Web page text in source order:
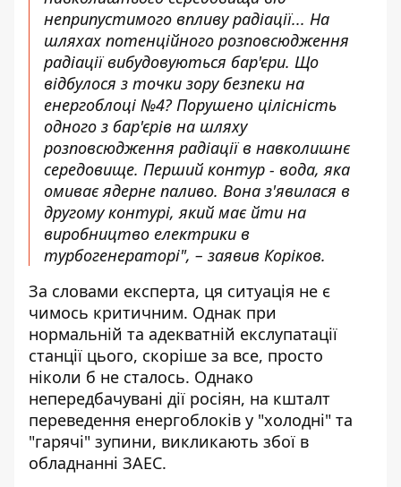
неприпустимого впливу радіації... На
шляхах потенційного розповсюдження
радіації вибудовуються бар'єри. Що
відбулося з точки зору безпеки на
енергоблоці №4? Порушено цілісність
одного з бар'єрів на шляху
розповсюдження радіації в навколишнє
середовище. Перший контур - вода, яка
омиває ядерне паливо. Вона з'явилася в
другому контурі, який має йти на
виробництво електрики в
турбогенераторі", – заявив Коріков.
За словами експерта, ця ситуація не є
чимось критичним. Однак при
нормальній та адекватній екслупатації
станції цього, скоріше за все, просто
ніколи б не сталось. Однако
непередбачувані дії росіян, на кшталт
переведення енергоблоків у "холодні" та
"гарячі" зупини, викликають збої в
обладнанні ЗАЕС.